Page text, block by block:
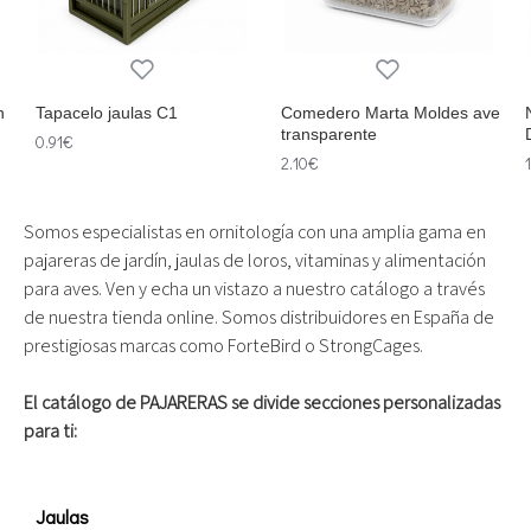
Tapacelo jaulas C1
0.91€
Comedero Marta Moldes ave
transparente
2.10€
Somos especialistas en ornitología con una amplia gama en
pajareras de jardín, jaulas de loros, vitaminas y alimentación
para aves. Ven y echa un vistazo a nuestro catálogo a través
de nuestra tienda online. Somos distribuidores en España de
prestigiosas marcas como ForteBird o StrongCages.
El catálogo de PAJARERAS se divide secciones personalizadas
para ti:
Jaulas